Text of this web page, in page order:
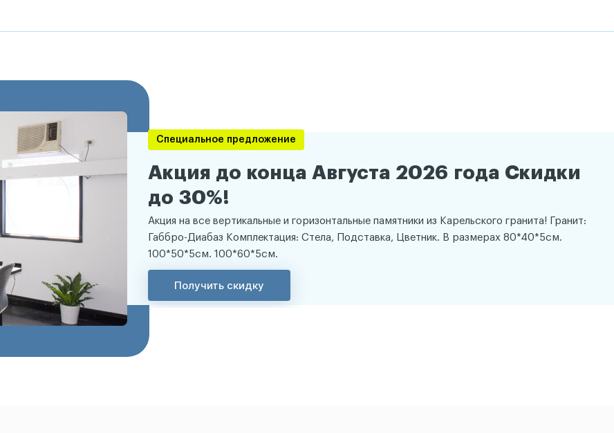
Специальное предложение
Акция до конца Августа 2026 года Скидки
до 30%!
Акция на все вертикальные и горизонтальные памятники из Карельского гранита! Гранит:
Габбро-Диабаз Комплектация: Стела, Подставка, Цветник. В размерах 80*40*5см.
100*50*5см. 100*60*5см.
Получить скидку